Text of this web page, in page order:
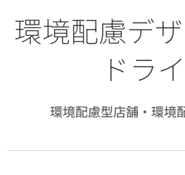
環境配慮デ
ドラ
環境配慮型店舗・環境